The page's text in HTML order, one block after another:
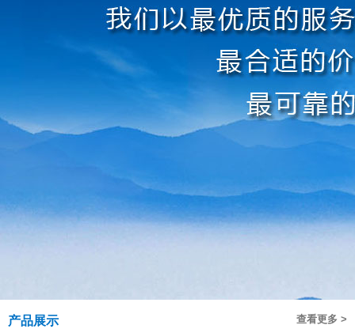
查看更多 >
产品展示